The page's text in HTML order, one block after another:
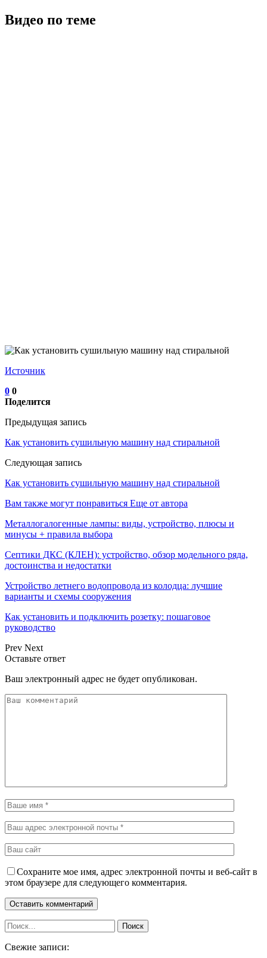
Видео по теме
Источник
0 0
Поделится
Предыдущая запись
Как установить сушильную машину над стиральной
Следующая запись
Как установить сушильную машину над стиральной
Вам также могут понравиться Еще от автора
Металлогалогенные лампы: виды, устройство, плюсы и
минусы + правила выбора
Септики ДКС (КЛЕН): устройство, обзор модельного ряда,
достоинства и недостатки
Устройство летнего водопровода из колодца: лучшие
варианты и схемы сооружения
Как установить и подключить розетку: пошаговое
руководство
Prev Next
Оставьте ответ
Ваш электронный адрес не будет опубликован.
Сохраните мое имя, адрес электронной почты и веб-сайт в
этом браузере для следующего комментария.
Свежие записи: